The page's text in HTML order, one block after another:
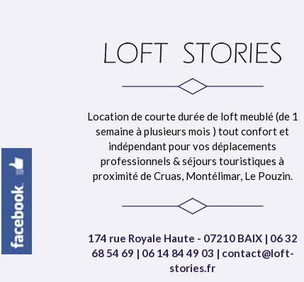
Location de courte durée de loft meublé (de 1
semaine à plusieurs mois ) tout confort et
indépendant pour vos déplacements
professionnels & séjours touristiques à
proximité de Cruas, Montélimar, Le Pouzin.
174 rue Royale Haute - 07210 BAIX | 06 32
68 54 69 | 06 14 84 49 03 | contact@loft-
stories.fr